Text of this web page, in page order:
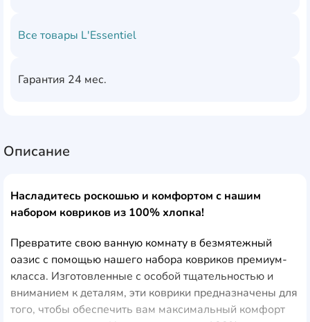
Все товары L'Essentiel
Гарантия 24 мес.
Описание
Насладитесь роскошью и комфортом с нашим
набором ковриков из 100% хлопка!
Превратите свою ванную комнату в безмятежный
оазис с помощью нашего набора ковриков премиум-
класса. Изготовленные с особой тщательностью и
вниманием к деталям, эти коврики предназначены для
того, чтобы обеспечить вам максимальный комфорт